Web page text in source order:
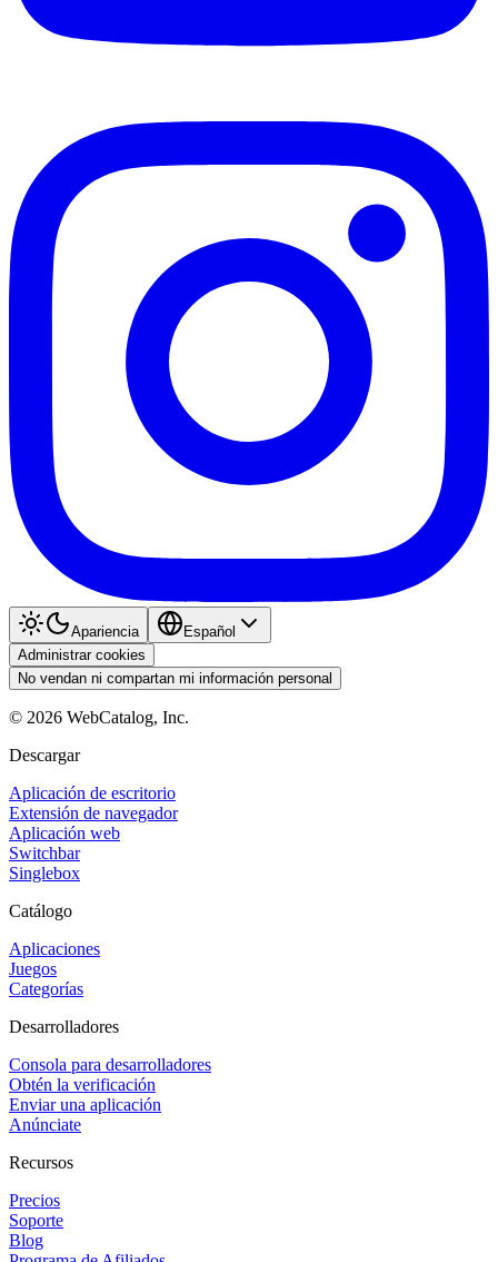
Apariencia
Español
Administrar cookies
No vendan ni compartan mi información personal
© 2026 WebCatalog, Inc.
Descargar
Aplicación de escritorio
Extensión de navegador
Aplicación web
Switchbar
Singlebox
Catálogo
Aplicaciones
Juegos
Categorías
Desarrolladores
Consola para desarrolladores
Obtén la verificación
Enviar una aplicación
Anúnciate
Recursos
Precios
Soporte
Blog